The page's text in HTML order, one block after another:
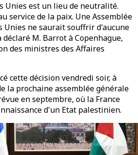
Unies est un lieu de neutralité.
service de la paix. Une Assemblée
Unies ne saurait souffrir d'aucune
M. Barrot à Copenhague,
des ministres des Affaires
cette décision vendredi soir, à
la prochaine assemblée générale
en septembre, où la France
d'un Etat palestinien.